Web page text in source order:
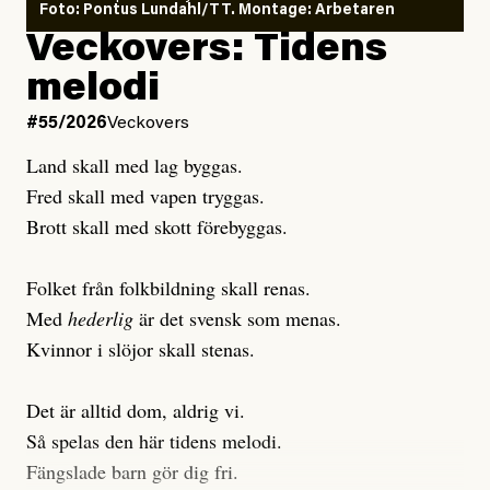
Publicerad6 August, 2026
Uppdaterad7 August, 2026
Publicerad3 August, 2026
Uppdaterad3 August, 2026
Foto: Pontus Lundahl/TT. Montage: Arbetaren
Veckovers: Tidens
melodi
#55/2026Veckovers
Land skall med lag byggas.
Fred skall med vapen tryggas.
Brott skall med skott förebyggas.
Folket från folkbildning skall renas.
Med hederlig är det svensk som menas.
Kvinnor i slöjor skall stenas.
Det är alltid dom, aldrig vi.
Så spelas den här tidens melodi.
Fängslade barn gör dig fri.